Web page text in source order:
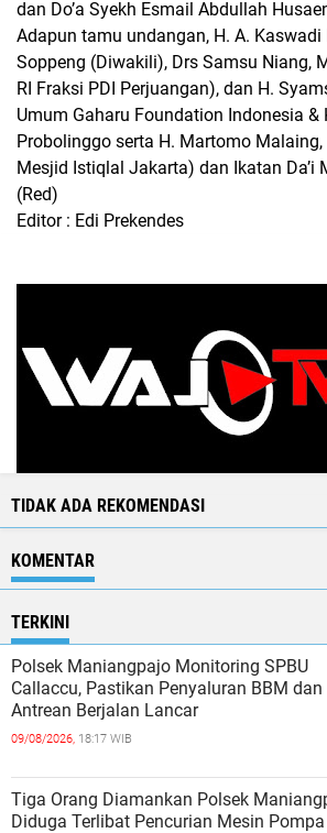
dan Do’a Syekh Esmail Abdullah
Adapun tamu undangan, H. A. Kaswadi
Soppeng (Diwakili), Drs Samsu Niang,
RI Fraksi PDI Perjuangan), dan H.
Umum Gaharu Foundation Indonesia &
Probolinggo serta H. Martomo Malaing,
Mesjid Istiqlal Jakarta) dan Ikatan Da’i
(Red)
Editor : Edi Prekendes
TIDAK ADA REKOMENDASI
KOMENTAR
TERKINI
Polsek Maniangpajo Monitoring SPBU
Callaccu, Pastikan Penyaluran BBM dan
Antrean Berjalan Lancar
09/08/2026, 18:17 WIB
Tiga Orang Diamankan Polsek
Diduga Terlibat Pencurian Mesin